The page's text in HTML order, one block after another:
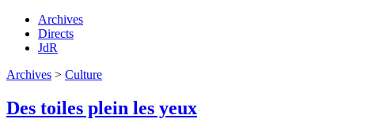
Archives
Directs
JdR
Archives > Culture
Des toiles plein les yeux